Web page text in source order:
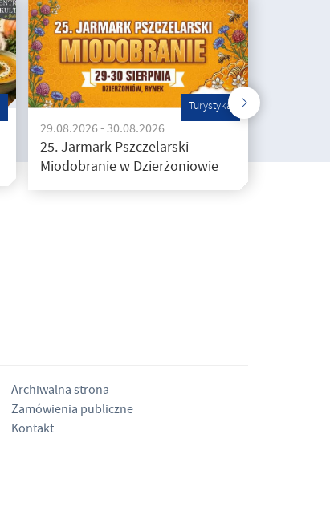
Turystyka
29.08.2026 - 30.08.2026
25. Jarmark Pszczelarski
Miodobranie w Dzierżoniowie
Archiwalna strona
Zamówienia publiczne
Kontakt